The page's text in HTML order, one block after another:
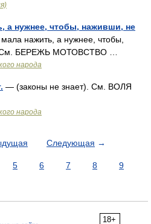
а нужнее, чтобы, наживши, не
нажить, а нужнее, чтобы,
См. БЕРЕЖЬ МОТОВСТВО …
народа
— (законы не знает). См. ВОЛЯ
народа
Следующая →
5 6 7 8
9
18+